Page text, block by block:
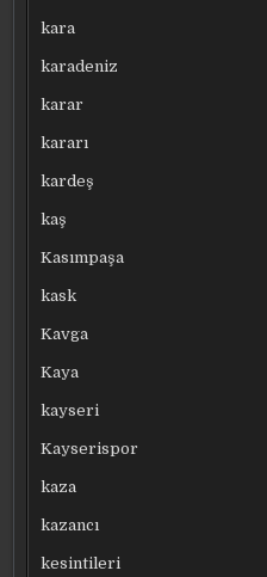
kara
karadeniz
karar
kararı
kardeş
kaş
Kasımpaşa
kask
Kavga
Kaya
kayseri
Kayserispor
kaza
kazancı
kesintileri